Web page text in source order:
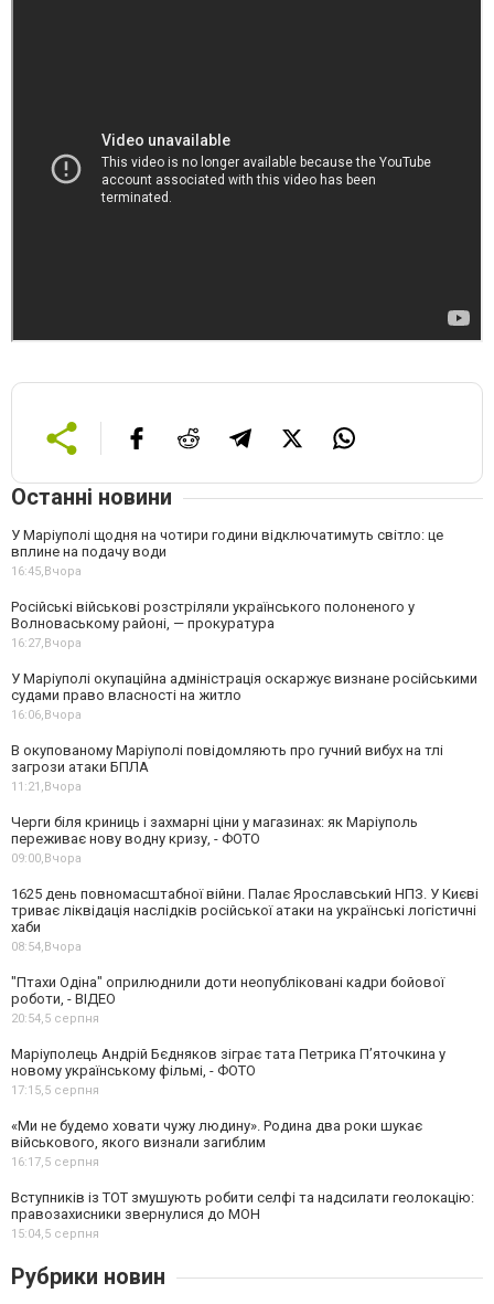
Останні новини
У Маріуполі щодня на чотири години відключатимуть світло: це
вплине на подачу води
16:45,Вчора
Російські військові розстріляли українського полоненого у
Волноваському районі, — прокуратура
16:27,Вчора
У Маріуполі окупаційна адміністрація оскаржує визнане російськими
судами право власності на житло
16:06,Вчора
В окупованому Маріуполі повідомляють про гучний вибух на тлі
загрози атаки БПЛА
11:21,Вчора
Черги біля криниць і захмарні ціни у магазинах: як Маріуполь
переживає нову водну кризу, - ФОТО
09:00,Вчора
1625 день повномасштабної війни. Палає Ярославський НПЗ. У Києві
триває ліквідація наслідків російської атаки на українські логістичні
хаби
08:54,Вчора
"Птахи Одіна" оприлюднили доти неопубліковані кадри бойової
роботи, - ВІДЕО
20:54,5 серпня
Маріуполець Андрій Бєдняков зіграє тата Петрика П’яточкина у
новому українському фільмі, - ФОТО
17:15,5 серпня
«Ми не будемо ховати чужу людину». Родина два роки шукає
військового, якого визнали загиблим
16:17,5 серпня
Вступників із ТОТ змушують робити селфі та надсилати геолокацію:
правозахисники звернулися до МОН
15:04,5 серпня
Рубрики новин